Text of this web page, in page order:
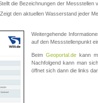
die Bezeichnungen der Messstellen
Zeigt den aktuellen Wasserstand jeder
Weitergehende
auf den Messstellenpunkt
Beim Geoportal.de kann
Nachfolgend kann man
öffnet sich dann die links